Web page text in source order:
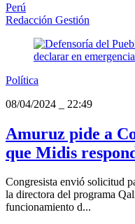
Perú
Redacción Gestión
Política
08/04/2024
22:49
Amuruz pide a
que Midis
Congresista envió solicitud
la directora del programa
funcionamiento d...